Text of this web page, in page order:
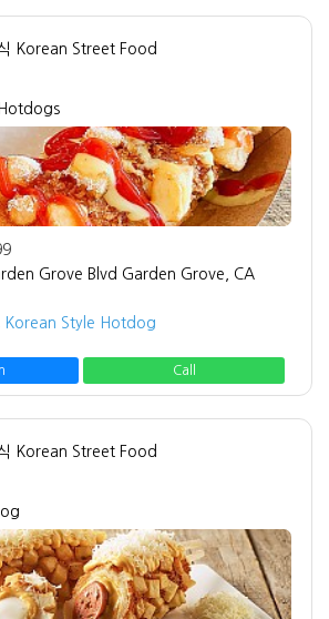
Korean Street Food
Grove Blvd Garden Grove, CA
Korean Style Hotdog
Call
Korean Street Food